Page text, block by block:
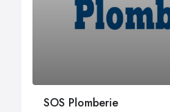
SOS Plomberie